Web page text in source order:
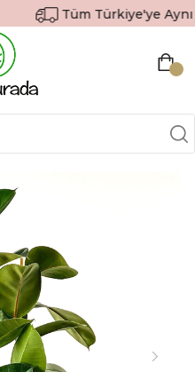
Tüm Türkiye'ye Aynı